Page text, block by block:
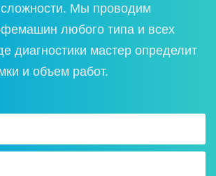
Мы проводим
любого типа и всех
диагностики мастер определит
и объем работ.